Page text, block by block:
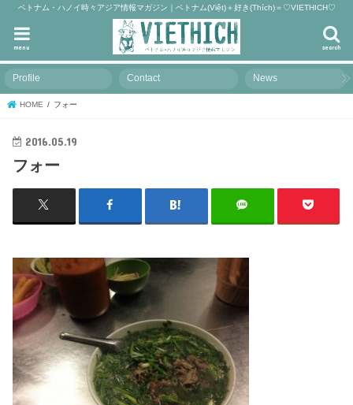
ベトナム・ハノイ時々アジア情報マガジン｜ベトナム(Việt)＋好き(Thích)＝♡VIETHICH♡
search
menu
Profile Contact News
HOME フォー
2016.05.19
フォー